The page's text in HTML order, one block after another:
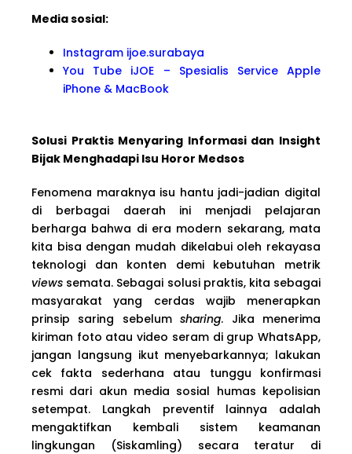
Media sosial:
Instagram ijoe.surabaya
You Tube iJOE – Spesialis Service Apple
iPhone & MacBook
Solusi Praktis Menyaring Informasi dan Insight
Bijak Menghadapi Isu Horor Medsos
Fenomena maraknya isu hantu jadi-jadian digital
di berbagai daerah ini menjadi pelajaran
berharga bahwa di era modern sekarang, mata
kita bisa dengan mudah dikelabui oleh rekayasa
teknologi dan konten demi kebutuhan metrik
views semata. Sebagai solusi praktis, kita sebagai
masyarakat yang cerdas wajib menerapkan
prinsip saring sebelumsharing. Jika menerima
kiriman foto atau video seram di grup WhatsApp,
jangan langsung ikut menyebarkannya; lakukan
cek fakta sederhana atau tunggu konfirmasi
resmi dari akun media sosial humas kepolisian
setempat. Langkah preventif lainnya adalah
mengaktifkan kembali sistem keamanan
lingkungan (Siskamling) secara teratur di